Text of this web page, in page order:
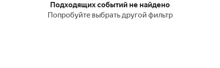
Подходящих событий не найдено
Попробуйте выбрать другой фильтр